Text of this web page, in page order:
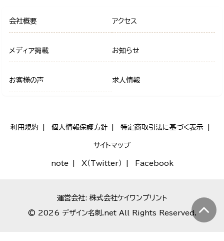
会社概要 アクセス
メディア掲載 お知らせ
お客様の声 求人情報
利用規約 個人情報保護方針 特定商取引法に基づく表示
サイトマップ
note X（Twitter） Facebook
運営会社: 株式会社ケイワンプリント
© 2026 デザイン名刺.net All Rights Reserved.